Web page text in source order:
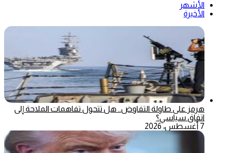
الأشهر
الأخيرة
هرمز على طاولة التفاوض.. هل تتحول تفاهمات الملاحة إلى
اتفاق سياسي؟
7 أغسطس، 2026